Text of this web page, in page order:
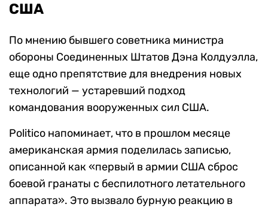
США
По мнению бывшего советника министра
обороны Соединенных Штатов Дэна Колдуэлла,
еще одно препятствие для внедрения новых
технологий — устаревший подход
командования вооруженных сил США.
Politico напоминает, что в прошлом месяце
американская армия поделилась записью,
описанной как «первый в армии США сброс
боевой гранаты с беспилотного летательного
аппарата». Это вызвало бурную реакцию в